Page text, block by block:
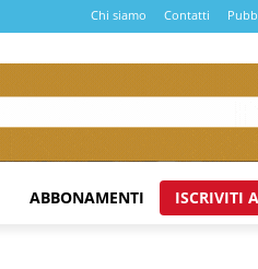
Chi siamo Contatti
ABBONAMENTI ISCRIVITI